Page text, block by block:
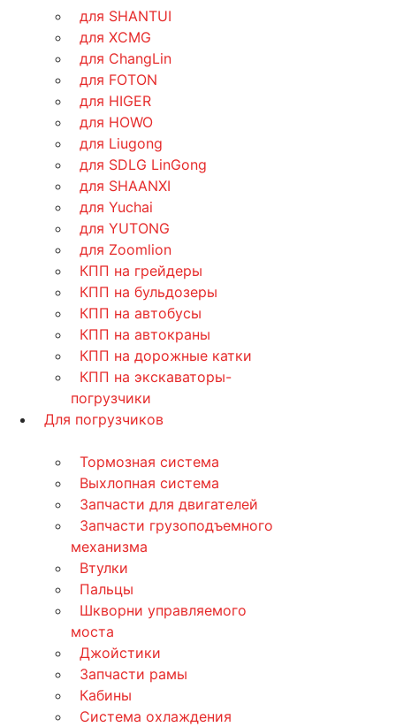
для SHANTUI
для XCMG
для ChangLin
для FOTON
для HIGER
для HOWO
для Liugong
для SDLG LinGong
для SHAANXI
для Yuchai
для YUTONG
для Zoomlion
КПП на грейдеры
КПП на бульдозеры
КПП на автобусы
КПП на автокраны
КПП на дорожные катки
КПП на экскаваторы-
погрузчики
Для погрузчиков
Тормозная система
Выхлопная система
Запчасти для двигателей
Запчасти грузоподъемного
механизма
Втулки
Пальцы
Шкворни управляемого
моста
Джойстики
Запчасти рамы
Кабины
Система охлаждения